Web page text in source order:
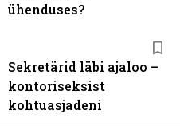
ühenduses?
Sekretärid läbi ajaloo –
kontoriseksist
kohtuasjadeni